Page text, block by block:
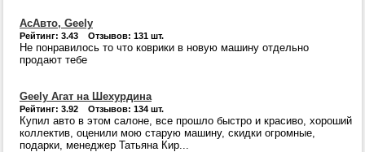
АсАвто, Geely
Рейтинг: 3.43 Отзывов: 131 шт.
Не понравилось то что коврики в новую машину отдельно
продают тебе
Geely Агат на Шехурдина
Рейтинг: 3.92 Отзывов: 134 шт.
Купил авто в этом салоне, все прошло быстро и красиво, хороший
коллектив, оценили мою старую машину, скидки огромные,
подарки, менеджер Татьяна Кир...